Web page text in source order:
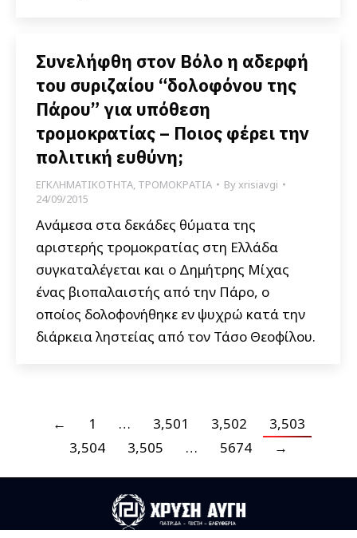
Συνελήφθη στον Βόλο η αδερφή
του συριζαίου “δολοφόνου της
Πάρου” για υπόθεση
τρομοκρατίας – Ποιος φέρει την
πολιτική ευθύνη;
ΕΓΚΛΗΜΑΤΙΚΟΤΗΤΑ, ΤΡΟΜΟΚΡΑΤΙΑ Byxrisiavgi
24/09/2015
Ανάμεσα στα δεκάδες θύματα της
αριστερής τρομοκρατίας στη Ελλάδα
συγκαταλέγεται και ο Δημήτρης Μίχας
ένας βιοπαλαιστής από την Πάρο, ο
οποίος δολοφονήθηκε εν ψυχρώ κατά την
διάρκεια ληστείας από τον Τάσο Θεοφίλου.
← 1 … 3,501 3,502
3,503
3,504
3,505 … 5674 →